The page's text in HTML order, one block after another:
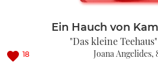
Ein Hauch von
"Das kleine
18 Joana Angelides